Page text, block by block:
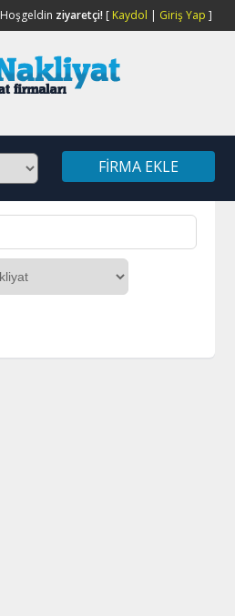
Hoşgeldin ziyaretçi![ Kaydol | Giriş Yap ]
FIRMA EKLE